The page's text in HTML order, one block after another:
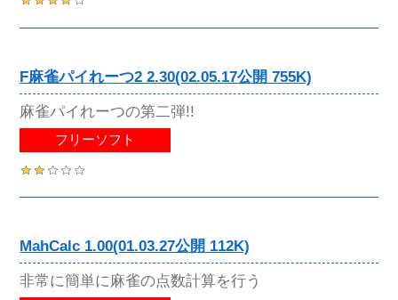
F麻雀パイれーつ2 2.30(02.05.17公開 755K)
麻雀パイれーつの第二弾!!
フリーソフト
MahCalc 1.00(01.03.27公開 112K)
非常に簡単に麻雀の点数計算を行う